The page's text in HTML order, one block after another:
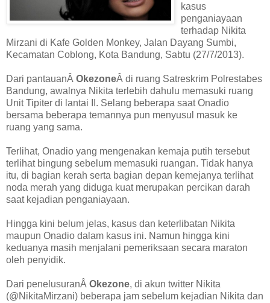
kasus
penganiayaan
terhadap Nikita
Mirzani di Kafe Golden Monkey, Jalan Dayang Sumbi,
Kecamatan Coblong, Kota Bandung, Sabtu (27/7/2013).
Dari pantauanÂ OkezoneÂ di ruang Satreskrim Polrestabes
Bandung, awalnya Nikita terlebih dahulu memasuki ruang
Unit Tipiter di lantai II. Selang beberapa saat Onadio
bersama beberapa temannya pun menyusul masuk ke
ruang yang sama.
Terlihat, Onadio yang mengenakan kemaja putih tersebut
terlihat bingung sebelum memasuki ruangan. Tidak hanya
itu, di bagian kerah serta bagian depan kemejanya terlihat
noda merah yang diduga kuat merupakan percikan darah
saat kejadian penganiayaan.
Hingga kini belum jelas, kasus dan keterlibatan Nikita
maupun Onadio dalam kasus ini. Namun hingga kini
keduanya masih menjalani pemeriksaan secara maraton
oleh penyidik.
Dari penelusuranÂ Okezone, di akun twitter Nikita
(@NikitaMirzani) beberapa jam sebelum kejadian Nikita dan